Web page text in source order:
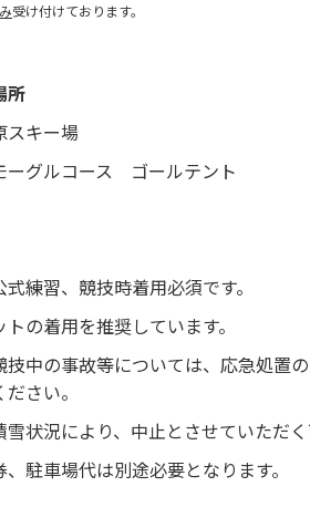
受け付けております。
所
スキー場
ーグルコース ゴールテント
式練習、競技時着用必須です。
トの着用を推奨しています。
技中の事故等については、応急処置
さい。
雪状況により、中止とさせていただく
、駐車場代は別途必要となります。